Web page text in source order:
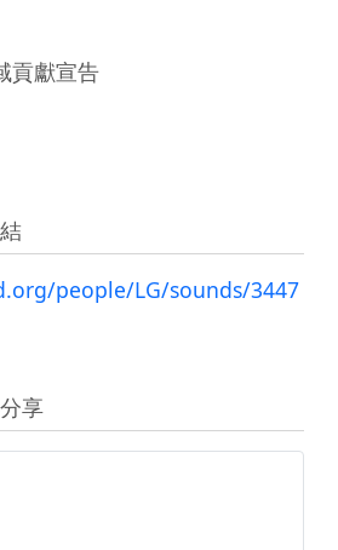
貢獻宣告
people/LG/sounds/3447
享